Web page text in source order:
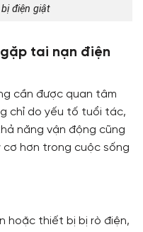
điện giật
tai nạn điện
cần được quan tâm
chỉ do yếu tố tuổi tác,
năng vận động cũng
cơ hơn trong cuộc sống
hoặc thiết bị bị rò điện,